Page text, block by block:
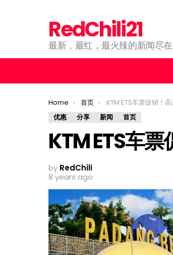
RedChili21
最新，最红，最火辣的新闻尽
You are here:
Home 首页
KTM ETS车票促销！
优惠
分享 新闻 首页
KTM ETS车
by RedChili
8 years ago